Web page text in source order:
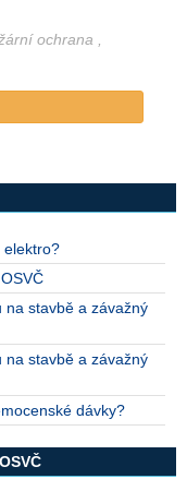
ochrana ,
elektro?
na stavbě a závažný
na stavbě a závažný
dávky?